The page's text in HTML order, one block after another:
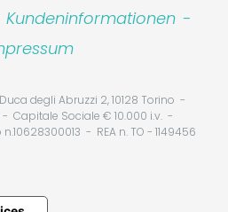
Kundeninformationen -
degli Abruzzi 2, 10128 Torino
Capitale Sociale € 10.000 i.v.
REA n. TO - 1149456